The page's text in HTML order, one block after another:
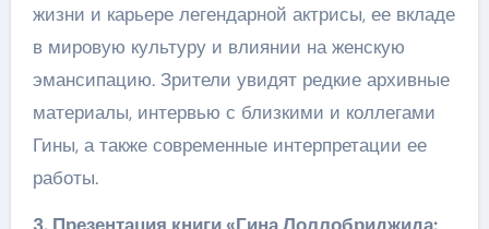
жизни и карьере легендарной актрисы, ее вкладе
в мировую культуру и влиянии на женскую
эмансипацию. Зрители увидят редкие архивные
материалы, интервью с близкими и коллегами
Гины, а также современные интерпретации ее
работы.
3. Презентация книги «Гина Лоллобриджида: